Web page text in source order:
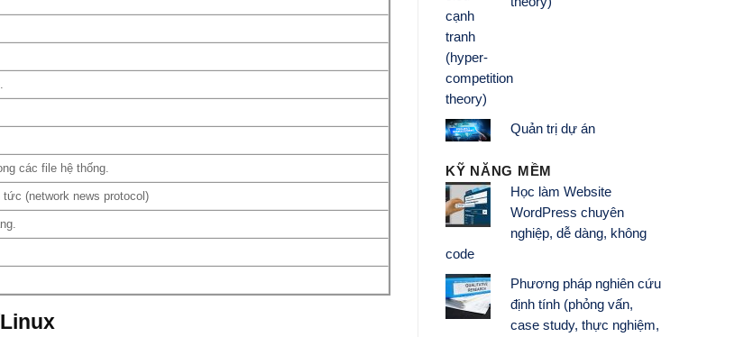
các file hệ thống.
(network news protocol)
Quản trị dự án
KỸ NĂNG MỀM
Học làm Website
WordPress chuyên
nghiệp, dễ dàng, không
code
Phương pháp nghiên cứu
định tính (phỏng vấn,
case study, thực nghiệm,